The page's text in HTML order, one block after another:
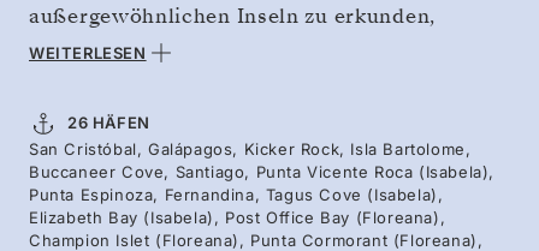
außergewöhnlichen Inseln zu erkunden,
während die wärmere Jahreszeit die Stimmung
Sicht unter Wasser wärmt die Sonne die auf
schwarzer Lava ruhenden Meeresleguane,
während Seelöwen sich an den Stränden
ausstrecken. Vierzehn Tage geben Ihnen Zeit,
WEITERLESEN
26 HÄFEN
San Cristóbal, Galápagos, Kicker Rock, Isla Bartolome,
Buccaneer Cove, Santiago, Punta Vicente Roca (Isabela),
Punta Espinoza, Fernandina, Tagus Cove (Isabela),
Elizabeth Bay (Isabela), Post Office Bay (Floreana),
Champion Islet (Floreana), Punta Cormorant (Floreana),